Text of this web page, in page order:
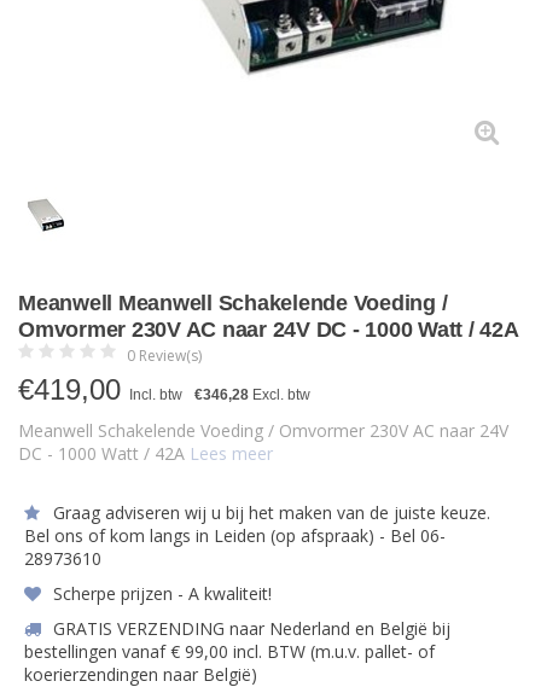
Meanwell Meanwell Schakelende Voeding /
Omvormer 230V AC naar 24V DC - 1000 Watt / 42A
0 Review(s)
€419,00 Incl. btw €346,28 Excl. btw
Meanwell Schakelende Voeding / Omvormer 230V AC naar 24V
DC - 1000 Watt / 42A Lees meer
Graag adviseren wij u bij het maken van de juiste keuze.
Bel ons of kom langs in Leiden (op afspraak) - Bel 06-
28973610
Scherpe prijzen - A kwaliteit!
GRATIS VERZENDING naar Nederland en België bij
bestellingen vanaf € 99,00 incl. BTW (m.u.v. pallet- of
koerierzendingen naar België)